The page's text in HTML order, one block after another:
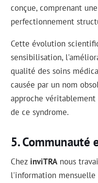
conçue, comprenant
perfectionnement
Cette évolution
sensibilisation,
qualité des soins
causée par un nom
approche véritablement
de ce syndrome.
Communauté
Chez inviTRA nous
l'information mensuelle